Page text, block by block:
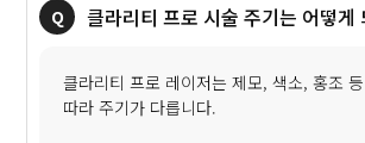
클라리티 프로 시술 주기는 어떻게
클라리티 프로 레이저는 제모, 색소, 홍조
따라 주기가 다릅니다.